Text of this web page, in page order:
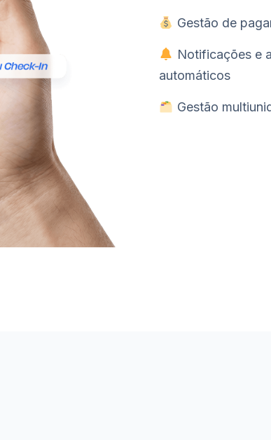
Gestão de
Notificações e
automáticos
Gestão